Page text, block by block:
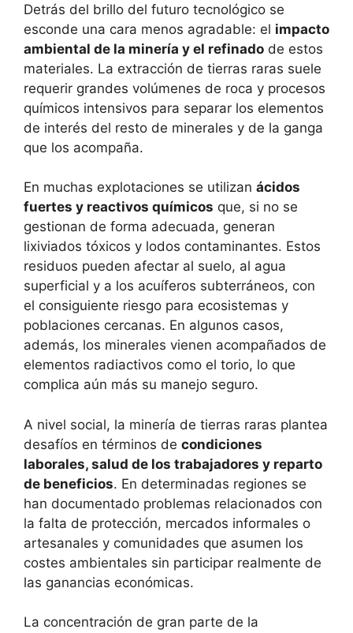
Detrás del brillo del futuro tecnológico se
esconde una cara menos agradable: el impacto
ambiental de la minería y el refinado de estos
materiales. La extracción de tierras raras suele
requerir grandes volúmenes de roca y procesos
químicos intensivos para separar los elementos
de interés del resto de minerales y de la ganga
que los acompaña.
En muchas explotaciones se utilizan ácidos
fuertes y reactivos químicos que, si no se
gestionan de forma adecuada, generan
lixiviados tóxicos y lodos contaminantes. Estos
residuos pueden afectar al suelo, al agua
superficial y a los acuíferos subterráneos, con
el consiguiente riesgo para ecosistemas y
poblaciones cercanas. En algunos casos,
además, los minerales vienen acompañados de
elementos radiactivos como el torio, lo que
complica aún más su manejo seguro.
A nivel social, la minería de tierras raras plantea
desafíos en términos de condiciones
laborales, salud de los trabajadores y reparto
de beneficios. En determinadas regiones se
han documentado problemas relacionados con
la falta de protección, mercados informales o
artesanales y comunidades que asumen los
costes ambientales sin participar realmente de
las ganancias económicas.
La concentración de gran parte de la